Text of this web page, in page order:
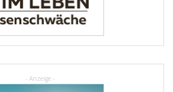
- Anzeige -